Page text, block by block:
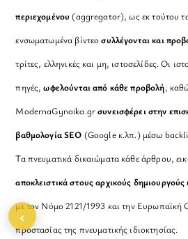
περιεχομένου (aggregator), ως εκ τούτου
ενσωματωμένα βίντεοσυλλέγονται και
τρίτες, ελληνικές και μη, ιστοσελίδες. Οι
πηγές,ωφελούνται από κάθε προβολή,
ModernaGynaika.grσυνεισφέρει στην
βαθμολογία SEO (Google κ.λπ.) μέσω
Τα πνευματικά δικαιώματα κάθε άρθρου,
αποκλειστικά στους αρχικούς δημιουργούς
με τον Νόμο 2121/1993 και την
προστασίας της πνευματικής ιδιοκτησίας.
‹